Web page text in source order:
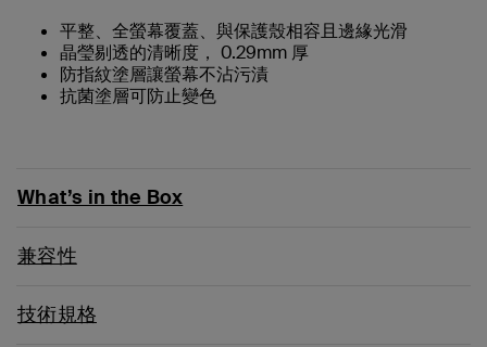
平整、全螢幕覆蓋、與保護殼相容且邊緣光滑
晶瑩剔透的清晰度， 0.29mm 厚
防指紋塗層讓螢幕不沾污漬
抗菌塗層可防止變色
What’s in the Box
兼容性
技術規格